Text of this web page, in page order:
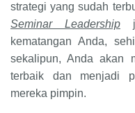
strategi yang sudah
Seminar Leadership
kematangan Anda,
sekalipun, Anda akan
terbaik dan menjadi
mereka pimpin.